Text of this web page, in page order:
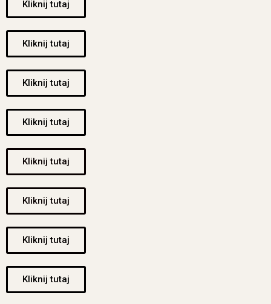
Kliknij tutaj
Kliknij tutaj
Kliknij tutaj
Kliknij tutaj
Kliknij tutaj
Kliknij tutaj
Kliknij tutaj
Kliknij tutaj